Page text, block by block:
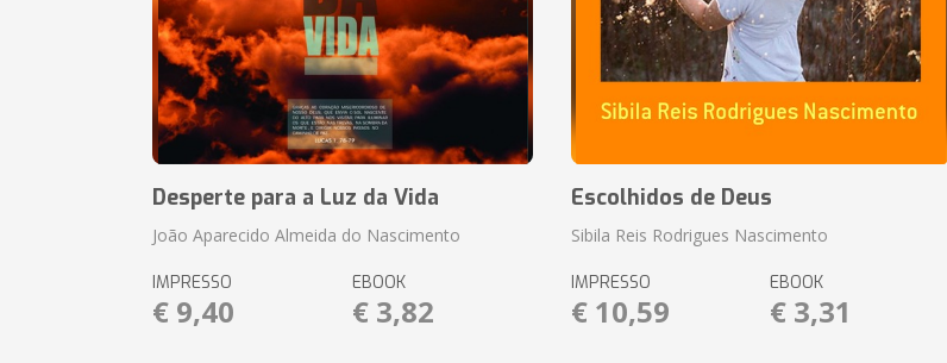
Desperte para a Luz da Vida
João Aparecido Almeida do Nascimento
IMPRESSO
€ 9,40
EBOOK
€ 3,82
Escolhidos de Deus
Sibila Reis Rodrigues Nascimento
IMPRESSO
€ 10,59
EBOOK
€ 3,31